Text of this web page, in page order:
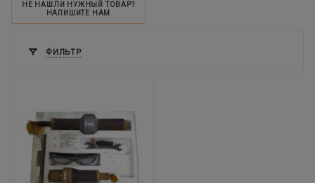
НЕ НАШЛИ НУЖНЫЙ ТОВАР?
НАПИШИТЕ НАМ
ФИЛЬТР